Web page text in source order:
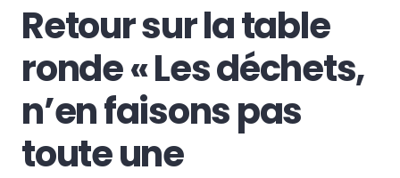
Retour sur la table
ronde « Les déchets,
n’en faisons pas
toute une